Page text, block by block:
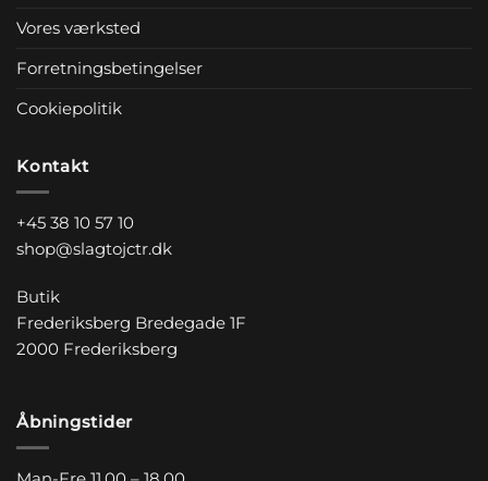
Vores værksted
Forretningsbetingelser
Cookiepolitik
Kontakt
+45 38 10 57 10
shop@slagtojctr.dk
Butik
Frederiksberg Bredegade 1F
2000 Frederiksberg
Åbningstider